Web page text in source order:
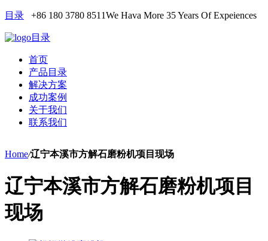
目录 +86 180 3780 8511We Hava More 35 Years Of Expeiences
目录
首页
产品目录
解决方案
成功案例
关于我们
联系我们
Home/辽宁本溪市方解石磨粉机项目现场
辽宁本溪市方解石磨粉机项目
现场